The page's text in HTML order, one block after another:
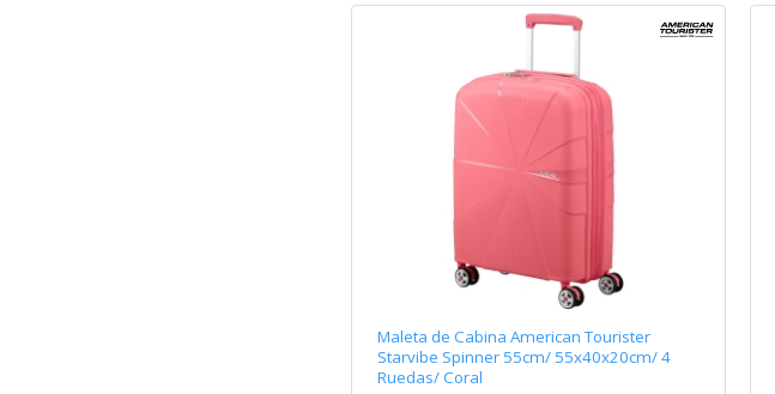
Maleta de Cabina American Tourister
Starvibe Spinner 55cm/ 55x40x20cm/ 4
Ruedas/ Coral